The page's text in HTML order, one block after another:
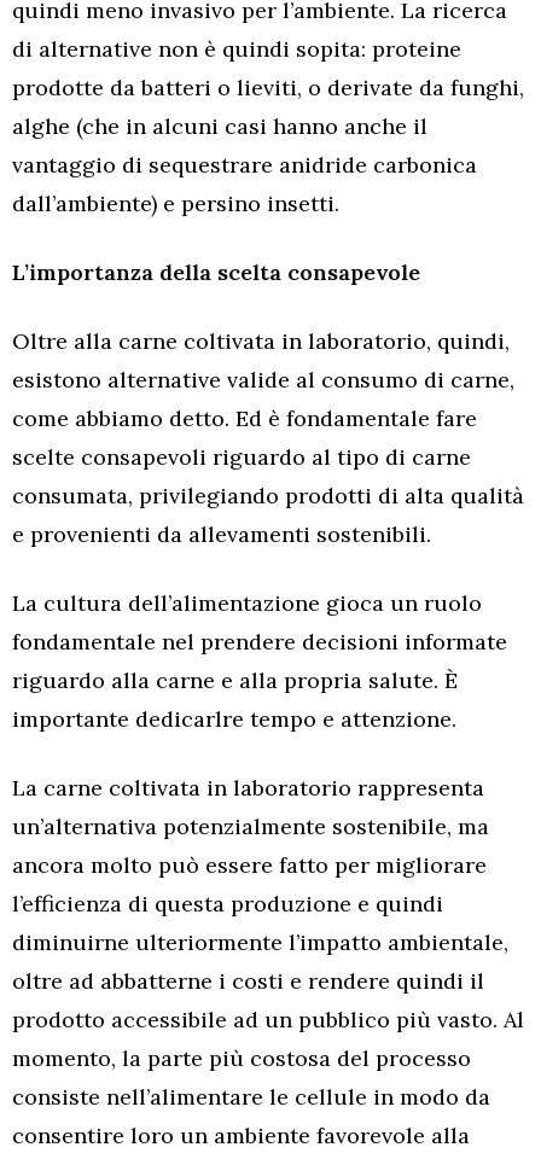
quindi meno invasivo per l’ambiente. La ricerca
di alternative non è quindi sopita: proteine
prodotte da batteri o lieviti, o derivate da funghi,
alghe (che in alcuni casi hanno anche il
vantaggio di sequestrare anidride carbonica
dall’ambiente) e persino insetti.
L’importanza della scelta consapevole
Oltre alla carne coltivata in laboratorio, quindi,
esistono alternative valide al consumo di carne,
come abbiamo detto. Ed è fondamentale fare
scelte consapevoli riguardo al tipo di carne
consumata, privilegiando prodotti di alta qualità
e provenienti da allevamenti sostenibili.
La cultura dell’alimentazione gioca un ruolo
fondamentale nel prendere decisioni informate
riguardo alla carne e alla propria salute. È
importante dedicarlre tempo e attenzione.
La carne coltivata in laboratorio rappresenta
un’alternativa potenzialmente sostenibile, ma
ancora molto può essere fatto per migliorare
l’efficienza di questa produzione e quindi
diminuirne ulteriormente l’impatto ambientale,
oltre ad abbatterne i costi e rendere quindi il
prodotto accessibile ad un pubblico più vasto. Al
momento, la parte più costosa del processo
consiste nell’alimentare le cellule in modo da
consentire loro un ambiente favorevole alla